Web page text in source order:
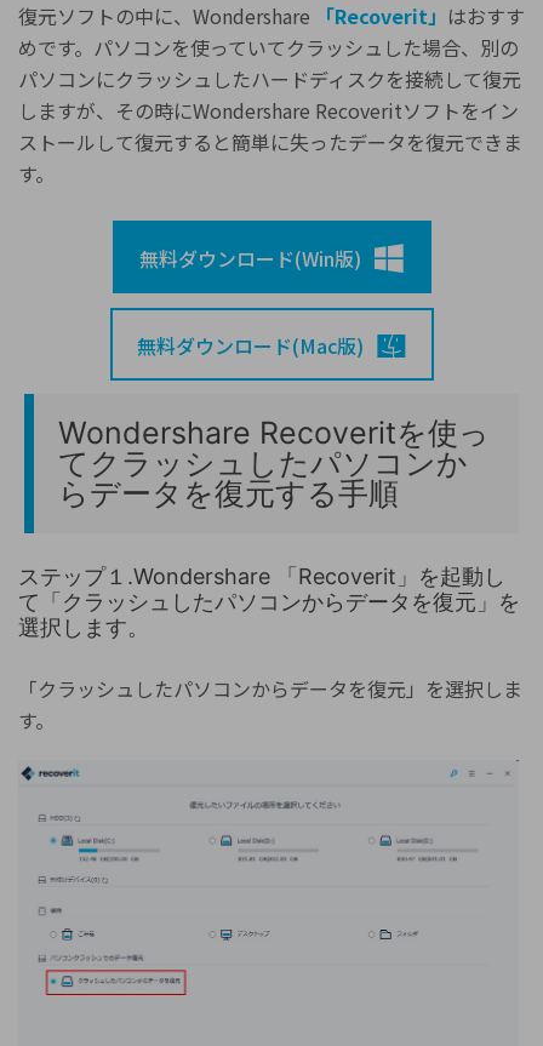
復元ソフトの中に、Wondershare
「Recoverit」 はおすす
めです。パソコンを使っていてクラッシュした場合、別の
パソコンにクラッシュしたハードディスクを接続して復元
しますが、その時にWondershare Recoveritソフトをイン
ストールして復元すると簡単に失ったデータを復元できま
す。
無料ダウンロード(Win版)
無料ダウンロード(Mac版)
Wondershare Recoveritを使っ
てクラッシュしたパソコンか
らデータを復元する手順
ステップ１.Wondershare 「Recoverit」を起動し
て「クラッシュしたパソコンからデータを復元」を
選択します。
「クラッシュしたパソコンからデータを復元」を選択しま
す。